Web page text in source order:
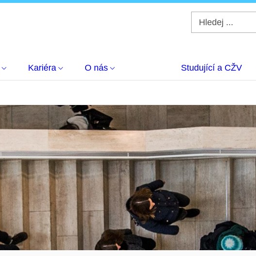
Kariéra O nás Studující a CŽV